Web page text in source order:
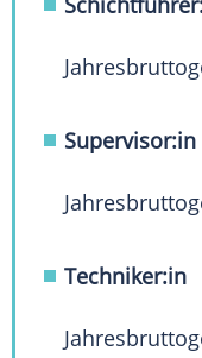
Supervisor:in
Techniker:in